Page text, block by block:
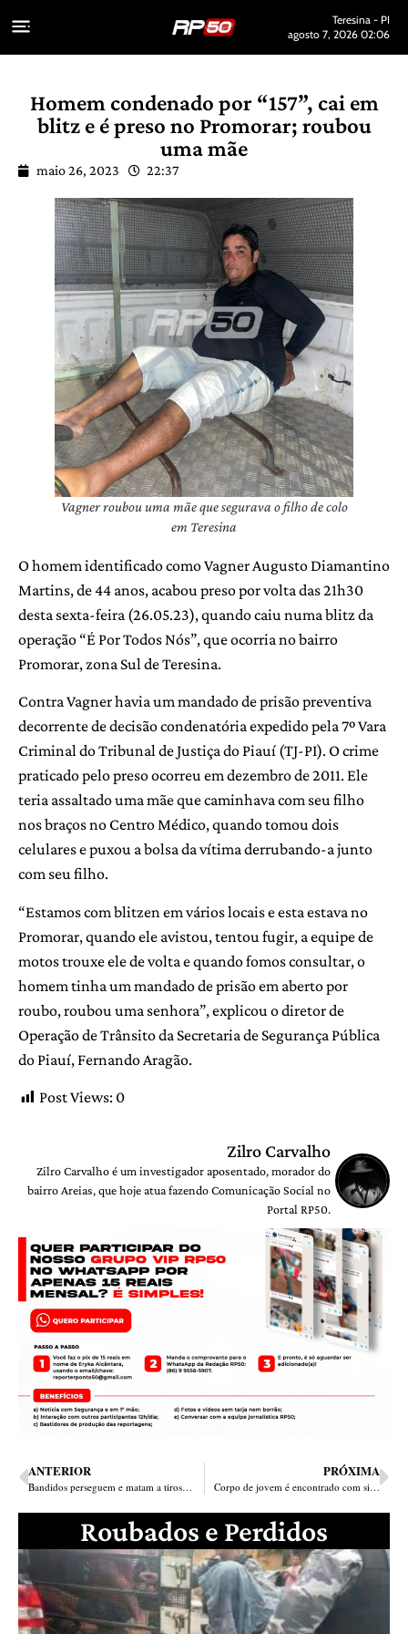
Teresina - PI
agosto 7, 2026 02:06
Homem condenado por “157”, cai em
blitz e é preso no Promorar; roubou
uma mãe
maio 26, 2023 22:37
Vagner roubou uma mãe que segurava o filho de colo
em Teresina
O homem identificado como Vagner Augusto Diamantino
Martins, de 44 anos, acabou preso por volta das 21h30
desta sexta-feira (26.05.23), quando caiu numa blitz da
operação “É Por Todos Nós”, que ocorria no bairro
Promorar, zona Sul de Teresina.
Contra Vagner havia um mandado de prisão preventiva
decorrente de decisão condenatória expedido pela 7º Vara
Criminal do Tribunal de Justiça do Piauí (TJ-PI). O crime
praticado pelo preso ocorreu em dezembro de 2011. Ele
teria assaltado uma mãe que caminhava com seu filho
nos braços no Centro Médico, quando tomou dois
celulares e puxou a bolsa da vítima derrubando-a junto
com seu filho.
“Estamos com blitzen em vários locais e esta estava no
Promorar, quando ele avistou, tentou fugir, a equipe de
motos trouxe ele de volta e quando fomos consultar, o
homem tinha um mandado de prisão em aberto por
roubo, roubou uma senhora”, explicou o diretor de
Operação de Trânsito da Secretaria de Segurança Pública
do Piauí, Fernando Aragão.
Post Views: 0
Zilro Carvalho
Zilro Carvalho é um investigador aposentado, morador do
bairro Areias, que hoje atua fazendo Comunicação Social no
Portal RP50.
ANTERIOR
Bandidos perseguem e matam a tiros ex-detento no Mafrense em Teresina
PRÓXIMA
Corpo de jovem é encontrado com sinais de execução em Timon
Roubados e Perdidos